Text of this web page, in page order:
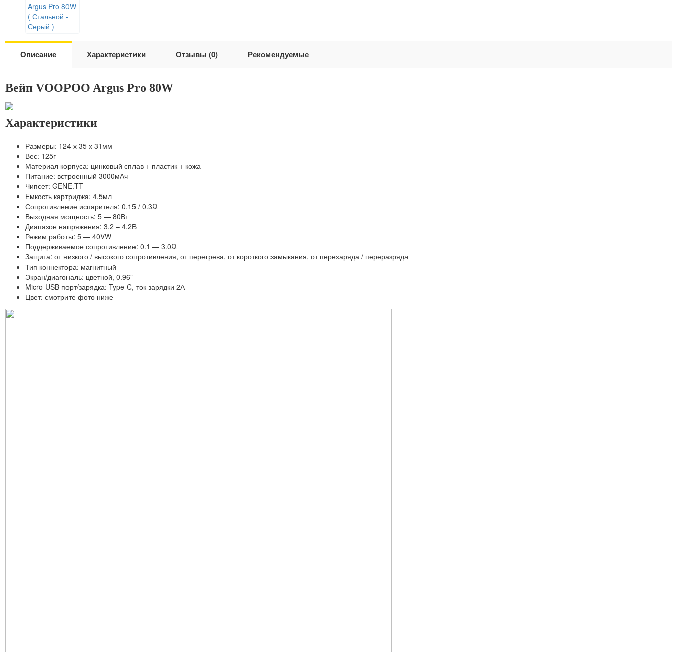
Описание Характеристики Отзывы (0) Рекомендуемые
Вейп VOOPOO Argus Pro 80W
Характеристики
Размеры: 124 х 35 х 31мм
Вес: 125г
Материал корпуса: цинковый сплав + пластик + кожа
Питание: встроенный 3000мАч
Чипсет: GENE.TT
Емкость картриджа: 4.5мл
Сопротивление испарителя: 0.15 / 0.3Ω
Выходная мощность: 5 — 80Вт
Диапазон напряжения: 3.2 – 4.2В
Режим работы: 5 — 40VW
Поддерживаемое сопротивление: 0.1 — 3.0Ω
Защита: от низкого / высокого сопротивления, от перегрева, от короткого замыкания, от перезаряда / переразряда
Тип коннектора: магнитный
Экран/диагональ: цветной, 0.96”
Micro-USB порт/зарядка: Type-C, ток зарядки 2А
Цвет: смотрите фото ниже